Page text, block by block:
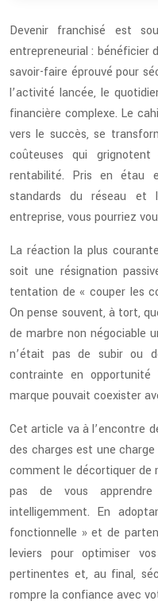
Devenir franchisé est
entrepreneurial : bénéficier
savoir-faire éprouvé pour
l’activité lancée, le
financière complexe. Le
vers le succès, se
coûteuses qui
rentabilité. Pris en étau
standards du réseau et
entreprise, vous pourriez
La réaction la plus
soit une résignation
tentation de « couper les
On pense souvent, à tort,
de marbre non négociable
n’était pas de subir ou
contrainte en
marque pouvait coexister
Cet article va à l’encontre
des charges est une
comment le décortiquer de
pas de vous
intelligemment. En
fonctionnelle » et de
leviers pour optimiser
pertinentes et, au final,
rompre la confiance avec